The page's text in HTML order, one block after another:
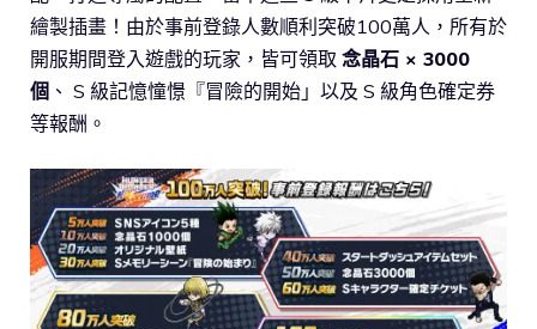
繪製插畫！由於事前登錄人數順利突破100萬人，所有於
開服期間登入遊戲的玩家，皆可領取 念晶石 × 3000
個 、 S 級記憶憧憬『冒險的開始」以及 S 級角色確定券
等報酬。